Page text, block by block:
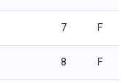
7 F
8 F